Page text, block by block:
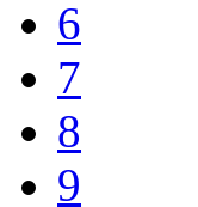
6
7
8
9